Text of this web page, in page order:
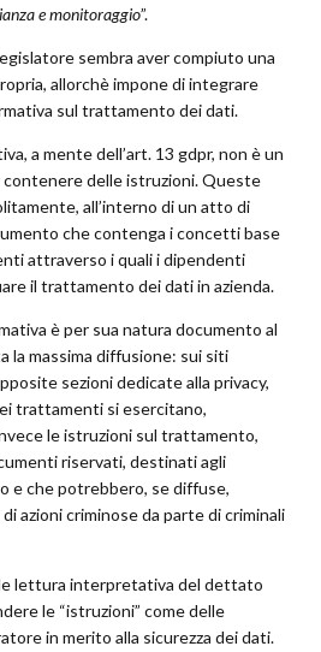
e monitoraggio”.
sembra aver compiuto una
allorchè impone di integrare
sul trattamento dei dati.
a mente dell’art. 13 gdpr, non è un
delle istruzioni. Queste
all’interno di un atto di
che contenga i concetti base
attraverso i quali i dipendenti
il trattamento dei dati in azienda.
è per sua natura documento al
la massima diffusione: sui siti
sezioni dedicate alla privacy,
trattamenti si esercitano,
le istruzioni sul trattamento,
riservati, destinati agli
e che potrebbero, se diffuse,
azioni criminose da parte di criminali
lettura interpretativa del dettato
le “istruzioni” come delle
in merito alla sicurezza dei dati.